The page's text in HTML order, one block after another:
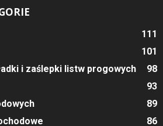
111
101
i zaślepki listw progowych
98
93
89
86